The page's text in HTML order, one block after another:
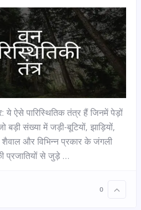
ये ऐसे पारिस्थितिक तंत्र हैं जिनमें पेड़ों
बड़ी संख्या में जड़ी-बूटियों, झाड़ियों,
शैवाल और विभिन्न प्रकार के जंगली
प्रजातियों से जुड़े …
0